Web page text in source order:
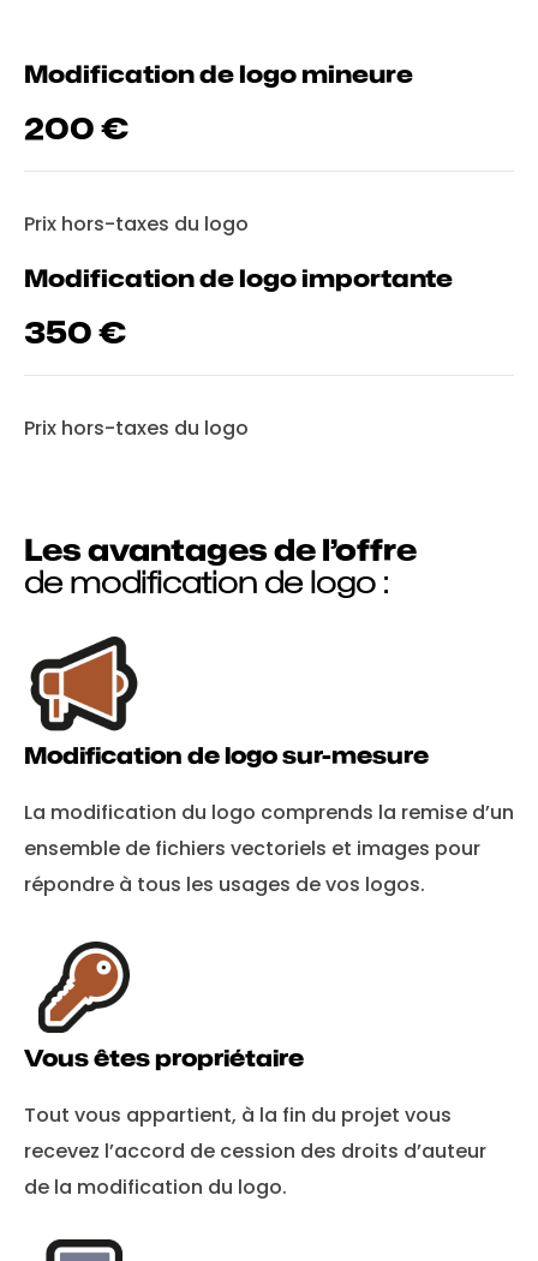
Modification de logo mineure
200
Prix hors-taxes du logo
Modification de logo importante
350
Prix hors-taxes du logo
Les avantages de l’offre
de modification de logo :
Modification de logo sur-mesure
La modification du logo comprends la remise d’un
ensemble de fichiers vectoriels et images pour
répondre à tous les usages de vos logos.
Vous êtes propriétaire
Tout vous appartient, à la fin du projet vous
recevez l’accord de cession des droits d’auteur
de la modification du logo.